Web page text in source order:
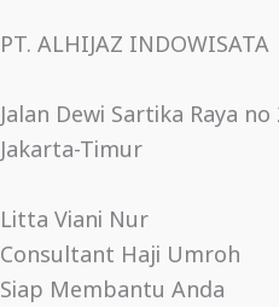
PT. ALHIJAZ INDOWISATA
Jalan Dewi Sartika Raya no
Jakarta-Timur
Litta Viani Nur
Consultant Haji Umroh
Siap Membantu Anda